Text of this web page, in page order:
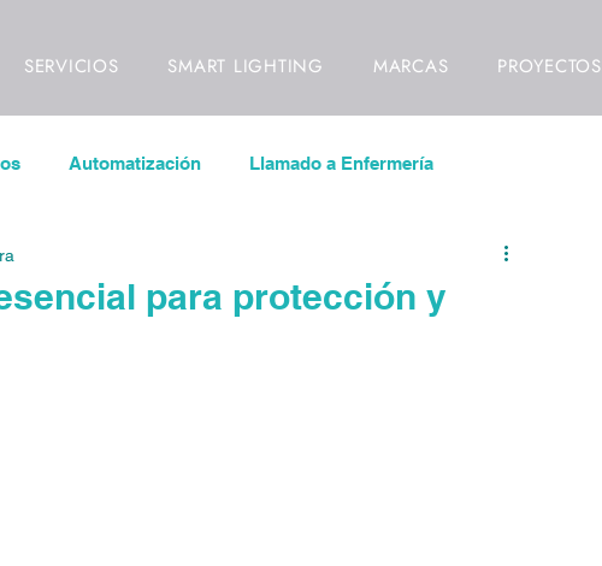
SERVICIOS SMART LIGHTING MARCAS PROYECTOS
Automatización Llamado a Enfermería
LED
para protección y